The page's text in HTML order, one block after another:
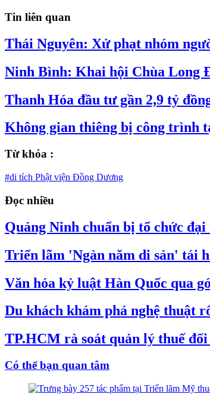
Tin liên quan
Thái Nguyên: Xử phạt nhóm
Ninh Bình: Khai hội Chùa Long
Thanh Hóa đầu tư gần 2,9 tỷ
Không gian thiêng bị công trình
Từ khóa :
#di tích Phật viện Đồng Dương
Đọc nhiều
Quảng Ninh chuẩn bị tổ chức
Triển lãm 'Ngàn năm di sản' tái
Văn hóa kỷ luật Hàn Quốc qua
Du khách khám phá nghệ thuật
TP.HCM rà soát quản lý thuế
Có thể bạn quan tâm